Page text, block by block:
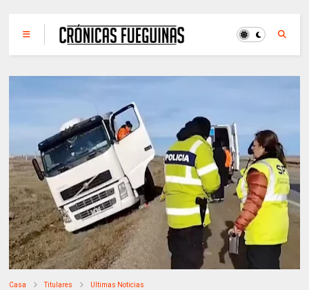
Casa Titulares Ultimas Noticias